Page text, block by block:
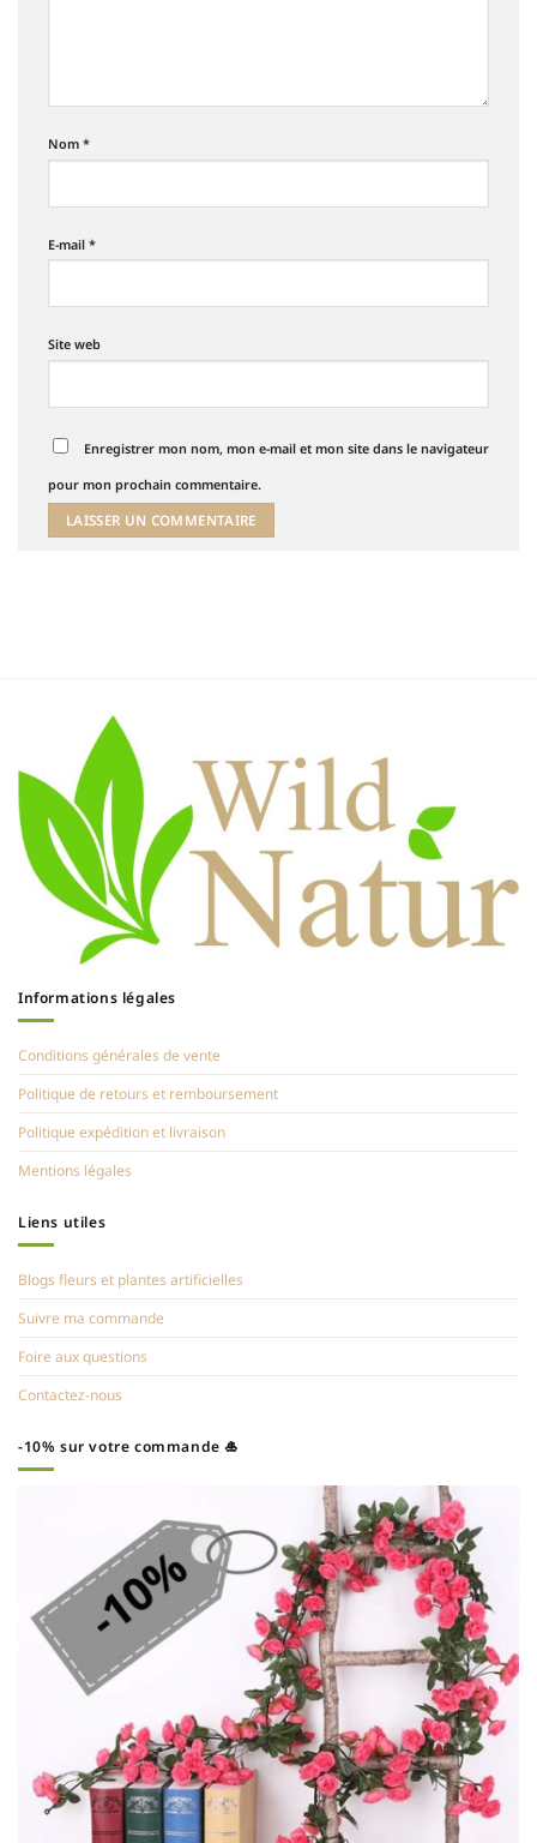
Nom *
E-mail *
Site web
Enregistrer mon nom, mon e-mail et mon site dans le navigateur
pour mon prochain commentaire.
Informations légales
Conditions générales de vente
Politique de retours et remboursement
Politique expédition et livraison
Mentions légales
Liens utiles
Blogs fleurs et plantes artificielles
Suivre ma commande
Foire aux questions
Contactez-nous
-10% sur votre commande 🎍